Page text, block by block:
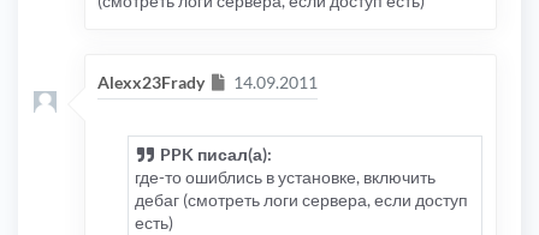
Alexx23Frady Сообщение
14.09.2011
PPK писал(а):
где-то ошиблись в установке, включить
дебаг (смотреть логи сервера, если доступ
есть)